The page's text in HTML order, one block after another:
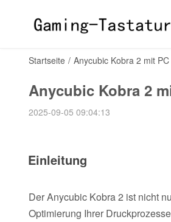
Startseite / Anycubic Kobra 2 mit
Anycubic Kobra 2
2025-09-05 09:04:13
Einleitung
Der Anycubic Kobra 2 ist nicht
Optimierung Ihrer